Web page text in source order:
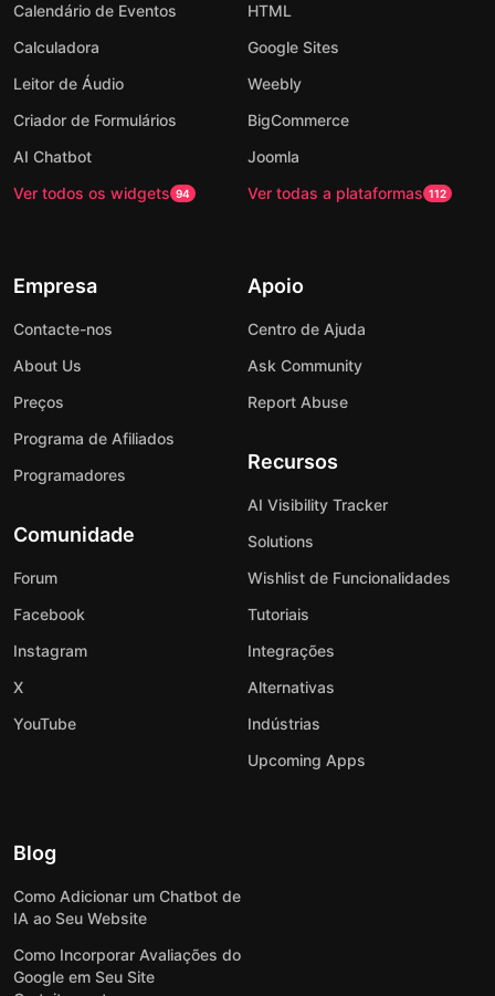
Calendário de Eventos
Calculadora
Leitor de Áudio
Criador de Formulários
AI Chatbot
Ver todos os widgets 94
HTML
Google Sites
Weebly
BigCommerce
Joomla
Ver todas a plataformas 112
Empresa
Contacte-nos
About Us
Preços
Programa de Afiliados
Programadores
Comunidade
Forum
Facebook
Instagram
X
YouTube
Apoio
Centro de Ajuda
Ask Community
Report Abuse
Recursos
AI Visibility Tracker
Solutions
Wishlist de Funcionalidades
Tutoriais
Integrações
Alternativas
Indústrias
Upcoming Apps
Blog
Como Adicionar um Chatbot de
IA ao Seu Website
Como Incorporar Avaliações do
Google em Seu Site